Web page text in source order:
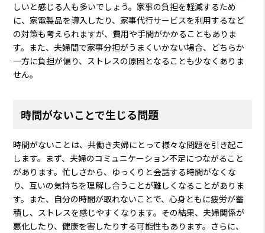
しいと感じる人も多いでしょう。家事の負担を軽減するため
に、家電製品を導入したり、家事代行サービスを利用するなど
の対策も考えられますが、費用や手間がかかることもありま
す。また、夫婦間で家事分担がうまくいかない場合、どちらか
一方に負担が偏り、ストレスの原因となることも少なくありま
せん。
時間がないことで生じる問題
時間がないことは、共働き夫婦にとって様々な問題を引き起こ
します。まず、夫婦のコミュニケーション不足につながること
があります。忙しさから、ゆっくりと会話する時間がなくな
り、互いの気持ちを理解し合うことが難しくなることがありま
す。また、自分の時間が取れないことで、心身ともに疲労が蓄
積し、ストレスを感じやすくなります。その結果、夫婦関係が
悪化したり、健康を害したりする可能性もあります。さらに、